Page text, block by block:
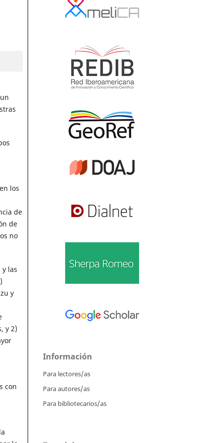
los
de
de
no
las
y
y 2)
con
Información
Para lectores/as
Para autores/as
Para bibliotecarios/as